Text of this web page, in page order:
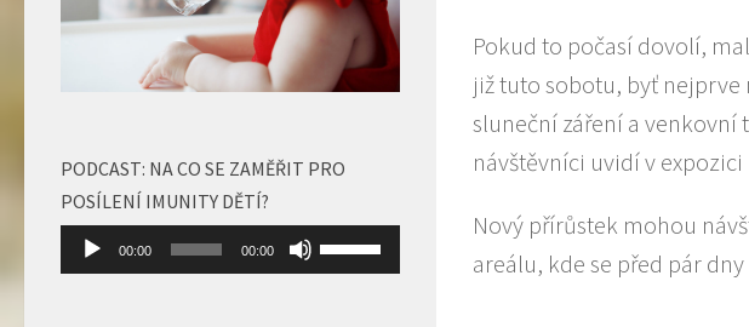
Pokud to počasí dovolí,
již tuto sobotu, byť
sluneční záření a venkovní
návštěvníci uvidí v
Nový přírůstek mohou
areálu, kde se před pár
PODCAST: NA CO SE ZAMĚŘIT PRO
POSÍLENÍ IMUNITY DĚTÍ?
Audio
přehrávač
00:00 00:00
Použitím
šipek